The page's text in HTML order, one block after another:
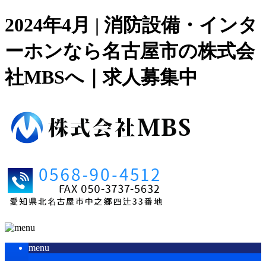
2024年4月 | 消防設備・インタ
ーホンなら名古屋市の株式会
社MBSへ｜求人募集中
menu